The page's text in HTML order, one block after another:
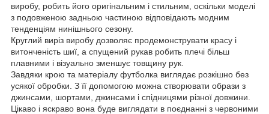
виробу, робить його оригінальним і стильним, оскільки моделі
з подовженою задньою частиною відповідають модним
тенденціям нинішнього сезону.
Круглий виріз виробу дозволяє продемонструвати красу і
витонченість шиї, а спущений рукав робить плечі більш
плавними і візуально зменшує товщину рук.
Завдяки крою та матеріалу футболка виглядає розкішно без
усякої обробки. З її допомогою можна створювати образи з
джинсами, шортами, джинсами і спідницями різної довжини.
Цікаво і яскраво вона буде виглядати в поєднанні з червоними